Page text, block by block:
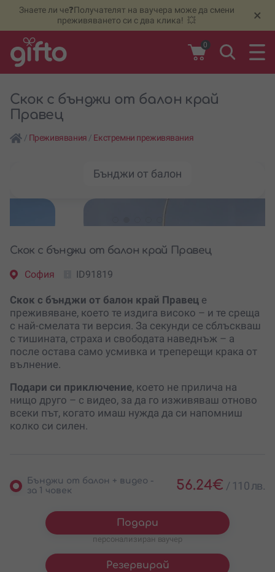
Знаете ли че❓Получателят на ваучера може да смени
преживяването си с два клика! 💥
×
0
Скок с бънджи от балон край
Правец
/ Преживявания / Екстремни преживявания
Бънджи от балон
Скок с бънджи от балон край Правец
София ID91819
Скок с бънджи от балон край Правец е
преживяване, което те издига високо – и те среща
с най-смелата ти версия. За секунди се сблъскваш
с тишината, страха и свободата наведнъж – а
после остава само усмивка и треперещи крака от
вълнение.
Подари си приключение, което не прилича на
нищо друго – с видео, за да го изживяваш отново
всеки път, когато имаш нужда да си напомниш
колко си силен.
Бънджи от балон + видео -
за 1 човек
56.24€ / 110 лв.
Подари
персонализиран ваучер
Резервирай